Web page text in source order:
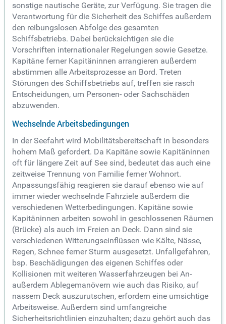
sonstige nautische Geräte, zur Verfügung. Sie tragen die
Verantwortung für die Sicherheit des Schiffes außerdem
den reibungslosen Abfolge des gesamten
Schiffsbetriebs. Dabei berücksichtigen sie die
Vorschriften internationaler Regelungen sowie Gesetze.
Kapitäne ferner Kapitäninnen arrangieren außerdem
abstimmen alle Arbeitsprozesse an Bord. Treten
Störungen des Schiffsbetriebs auf, treffen sie rasch
Entscheidungen, um Personen- oder Sachschäden
abzuwenden.
Wechselnde Arbeitsbedingungen
In der Seefahrt wird Mobilitätsbereitschaft in besonders
hohem Maß gefordert. Da Kapitäne sowie Kapitäninnen
oft für längere Zeit auf See sind, bedeutet das auch eine
zeitweise Trennung von Familie ferner Wohnort.
Anpassungsfähig reagieren sie darauf ebenso wie auf
immer wieder wechselnde Fahrziele außerdem die
verschiedenen Wetterbedingungen. Kapitäne sowie
Kapitäninnen arbeiten sowohl in geschlossenen Räumen
(Brücke) als auch im Freien an Deck. Dann sind sie
verschiedenen Witterungseinflüssen wie Kälte, Nässe,
Regen, Schnee ferner Sturm ausgesetzt. Unfallgefahren,
bsp. Beschädigungen des eigenen Schiffes oder
Kollisionen mit weiteren Wasserfahrzeugen bei An-
außerdem Ablegemanövern wie auch das Risiko, auf
nassem Deck auszurutschen, erfordern eine umsichtige
Arbeitsweise. Außerdem sind umfangreiche
Sicherheitsrichtlinien einzuhalten; dazu gehört auch das